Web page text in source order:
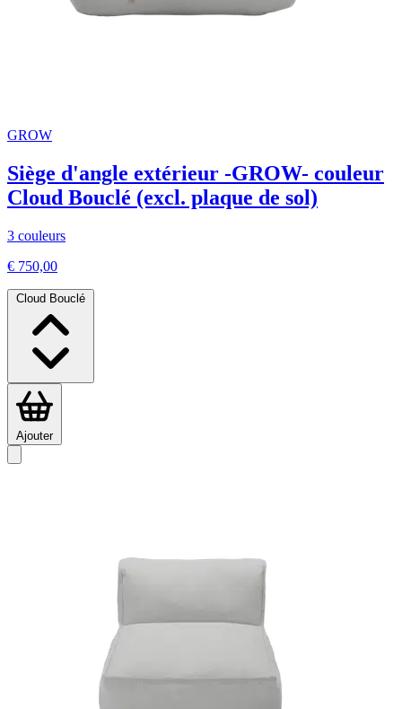
GROW
Siège d'angle extérieur -GROW- couleur
Cloud Bouclé (excl. plaque de sol)
3 couleurs
€ 750,00
Cloud Bouclé
Ajouter